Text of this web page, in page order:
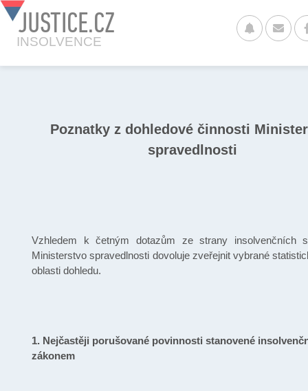
JUSTICE.CZ
INSOLVENCE
Poznatky z dohledové činnosti
spravedlnosti
Vzhledem k četným dotazům ze strany insolvenčních
Ministerstvo spravedlnosti dovoluje zveřejnit vybrané
oblasti dohledu.
1. Nejčastěji porušované povinnosti stanovené
zákonem